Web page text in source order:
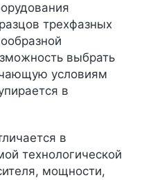
трехфазных
выбрать
условиям
в
в
технологической
мощности,